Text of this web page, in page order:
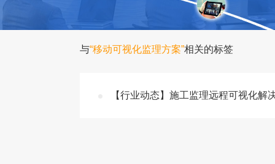
与“移动可视化监理方案”相关的标签
【行业动态】施工监理远程可视化解